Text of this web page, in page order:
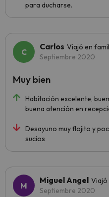
para ducharse.
Carlos Viajó en
Septiembre 2020
Habitación excelente,
buena atención en
Desayuno muy flojito y
sucios
Muy bien
Miguel Angel Viajó
Septiembre 2020